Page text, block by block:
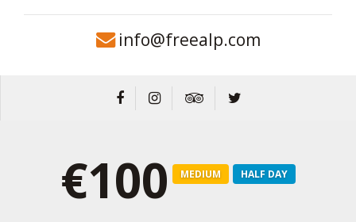
info@freealp.com
€100 MEDIUM HALF DAY